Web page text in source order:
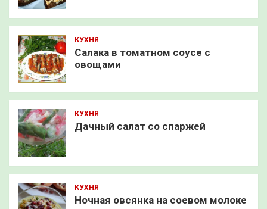
КУХНЯ
Салака в томатном соусе с
овощами
КУХНЯ
Дачный салат со спаржей
КУХНЯ
Ночная овсянка на соевом молоке